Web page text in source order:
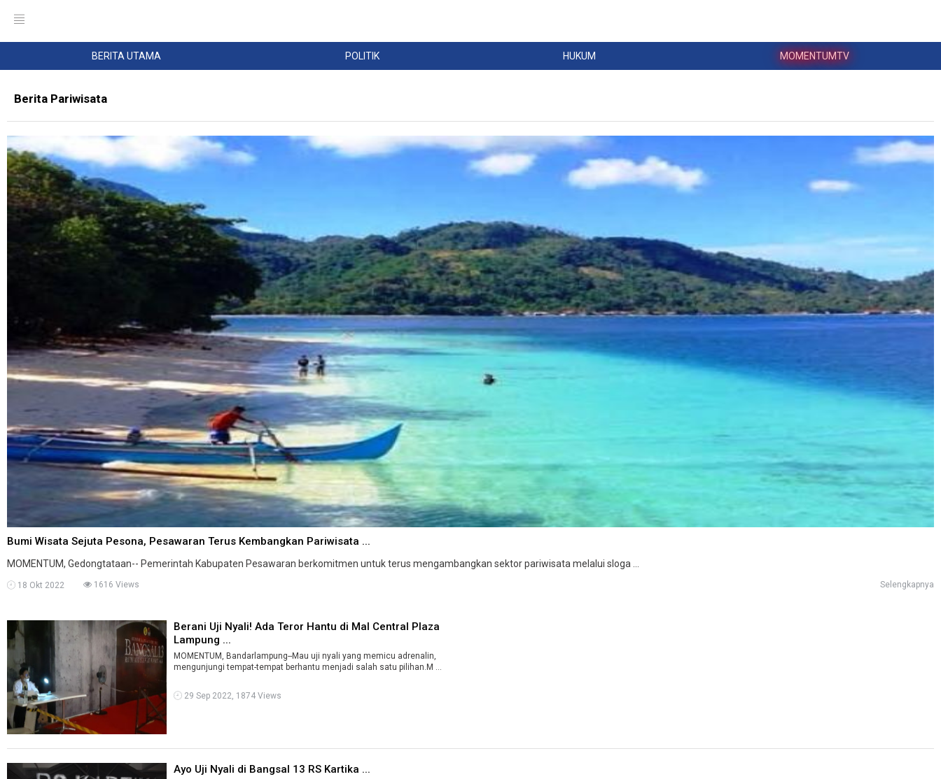
BERITA UTAMA POLITIK HUKUM MOMENTUMTV
Berita Pariwisata
Bumi Wisata Sejuta Pesona, Pesawaran Terus Kembangkan Pariwisata ...
MOMENTUM, Gedongtataan-- Pemerintah Kabupaten Pesawaran berkomitmen untuk terus mengambangkan sektor pariwisata melalui sloga ...
18 Okt 2022 1616 Views Selengkapnya
Berani Uji Nyali! Ada Teror Hantu di Mal Central Plaza
Lampung ...
MOMENTUM, Bandarlampung--Mau uji nyali yang memicu adrenalin,
mengunjungi tempat-tempat berhantu menjadi salah satu pilihan.M ...
29 Sep 2022, 1874 Views
Ayo Uji Nyali di Bangsal 13 RS Kartika ...